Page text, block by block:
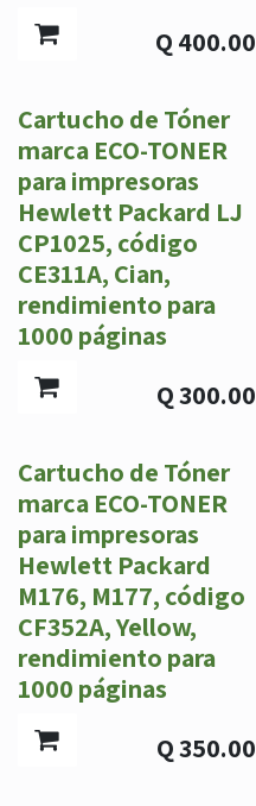
Q 400.00
Cartucho de Tóner
marca ECO-TONER
para impresoras
Hewlett Packard LJ
CP1025, código
CE311A, Cian,
rendimiento para
1000 páginas
Q300.00
Cartucho de Tóner
marca ECO-TONER
para impresoras
Hewlett Packard
M176, M177, código
CF352A, Yellow,
rendimiento para
1000 páginas
Q350.00